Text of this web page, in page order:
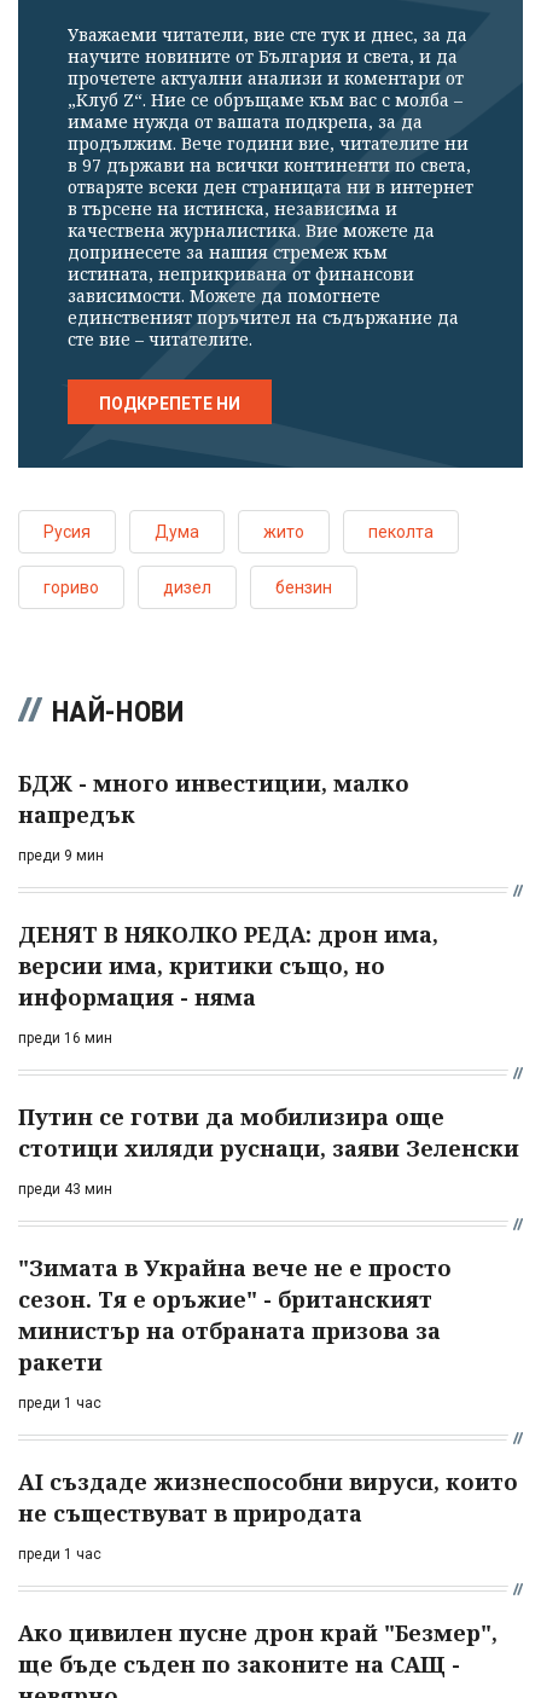
Уважаеми читатели, вие сте тук и днес, за да
научите новините от България и света, и да
прочетете актуални анализи и коментари от
„Клуб Z“. Ние се обръщаме към вас с молба –
имаме нужда от вашата подкрепа, за да
продължим. Вече години вие, читателите ни
в 97 държави на всички континенти по света,
отваряте всеки ден страницата ни в интернет
в търсене на истинска, независима и
качествена журналистика. Вие можете да
допринесете за нашия стремеж към
истината, неприкривана от финансови
зависимости. Можете да помогнете
единственият поръчител на съдържание да
сте вие – читателите.
ПОДКРЕПЕТЕ НИ
Русия Дума жито пеколта
гориво дизел бензин
НАЙ-НОВИ
БДЖ - много инвестиции, малко
напредък
преди 9 мин
ДЕНЯТ В НЯКОЛКО РЕДА: дрон има,
версии има, критики също, но
информация - няма
преди 16 мин
Путин се готви да мобилизира още
стотици хиляди руснаци, заяви Зеленски
преди 43 мин
"Зимата в Украйна вече не е просто
сезон. Тя е оръжие" - британският
министър на отбраната призова за
ракети
преди 1 час
AI създаде жизнеспособни вируси, които
не съществуват в природата
преди 1 час
Ако цивилен пусне дрон край "Безмер",
ще бъде съден по законите на САЩ -